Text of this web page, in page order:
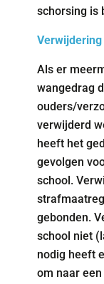
schorsing is
Verwijdering
Als er
wangedrag
ouders/
verwijderd
heeft het
gevolgen
school.
gebonden.
school niet
nodig heeft
om naar